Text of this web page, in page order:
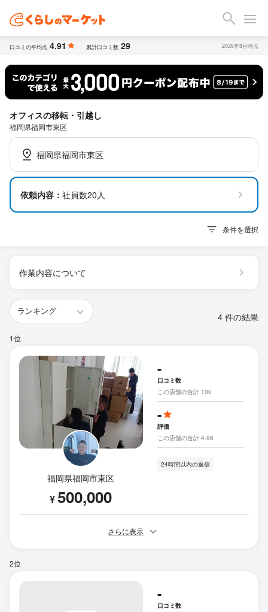
口コミの平均点 4.91 累計口コミ数 29 2026年8月時点
オフィスの移転・引越し
福岡県福岡市東区
福岡県福岡市東区
依頼内容： 社員数20人
条件を選択
作業内容について
4 件の結果
1位
福岡県福岡市東区
¥500,000
-
口コミ数
この店舗の合計 100
-
評価
この店舗の合計 4.96
24時間以内の返信
さらに表示
2位
-
口コミ数